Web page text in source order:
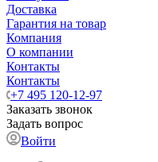
Доставка
Гарантия на товар
Компания
О компании
Контакты
Контакты
+7 495 120-12-97
Заказать звонок
Задать вопрос
Войти